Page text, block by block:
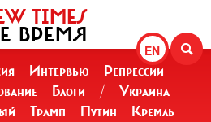
EN
TIMES
ВРЕМЯ
Интервью
Репрессии
Блоги /
Украина
Трамп Путин
Кремль